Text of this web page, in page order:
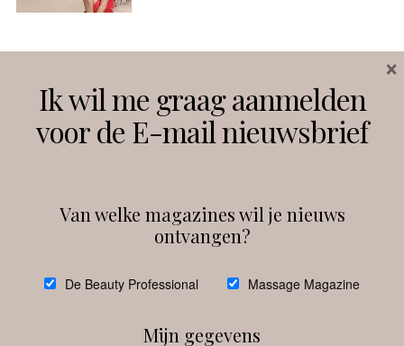
Instagram Facebook
debeautyprofessional
Ik wil me graag aanmelden
voor de E-mail nieuwsbrief
Van welke magazines wil je nieuws
ontvangen?
De Beauty Professional Massage Magazine
Mijn gegevens
×